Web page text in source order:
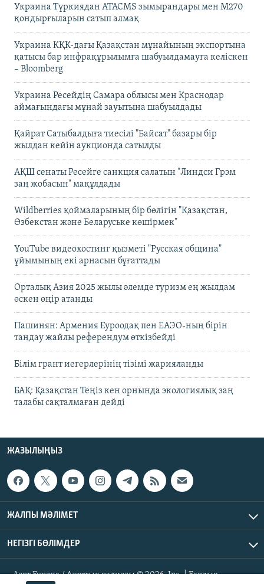
Украина Түркиядан ATACMS зымырандары мен M270
қондырғыларын сатып алмақ
Украина КҚК-дағы Қазақстан мұнайының экспортына
қатысы бар инфрақұрылымға шабуылдамауға келіскен
– Bloomberg
Украина Ресейдің Самара облысы мен Краснодар
аймағындағы мұнай зауытына шабуылдады
Қайрат Сатыбалдыға тиесілі "Байсат" базары бір
жылдан кейін аукционда сатылды
АҚШ сенаты Ресейге санкция салатын "Линдси Грэм
заң жобасын" мақұлдады
Wildberries қоймаларының бір бөлігін "Қазақстан,
Өзбекстан және Беларуське көшірмек"
YouTube видеохостинг қызметі "Русская община"
ұйымының екі арнасын бұғаттады
Орталық Азия 2025 жылы әлемде туризм ең жылдам
өскен өңір атанды
Пашинян: Армения Еуроодақ пен ЕАЭО-ның бірін
таңдау жайлы референдум өткізбейді
Білім грант иегерлерінің тізімі жарияланды
БАҚ: Қазақстан Теңіз кен орнында экологиялық заң
талабы сақталмаған дейді
ЖАЗЫЛЫҢЫЗ
ЖАЛПЫ МӘЛІМЕТ
НЕГІЗГІ БӨЛІМДЕР
Азат Еуропа / Азаттық радиосы © 2026, Inc. | Барлық